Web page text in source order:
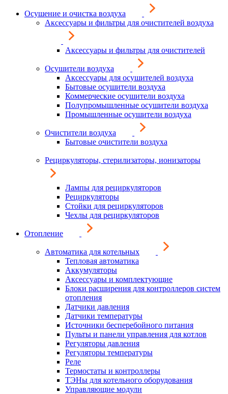
Осушение и очистка воздуха
Аксессуары и фильтры для очистителей воздуха
Аксессуары и фильтры для очистителей
Осушители воздуха
Аксессуары для осушителей воздуха
Бытовые осушители воздуха
Коммерческие осушители воздуха
Полупромышленные осушители воздуха
Промышленные осушители воздуха
Очистители воздуха
Бытовые очистители воздуха
Рециркуляторы, стерилизаторы, ионизаторы
Лампы для рециркуляторов
Рециркуляторы
Стойки для рециркуляторов
Чехлы для рециркуляторов
Отопление
Автоматика для котельных
Тепловая автоматика
Аккумуляторы
Аксессуары и комплектующие
Блоки расширения для контроллеров систем
отопления
Датчики давления
Датчики температуры
Источники бесперебойного питания
Пульты и панели управления для котлов
Регуляторы давления
Регуляторы температуры
Реле
Термостаты и контроллеры
ТЭНы для котельного оборудования
Управляющие модули